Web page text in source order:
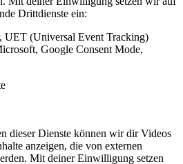
Drittdienste ein:
UET (Universal Event Tracking)
Google Consent Mode,
dieser Dienste können wir dir Videos
anzeigen, die von externen
Mit deiner Einwilligung setzen